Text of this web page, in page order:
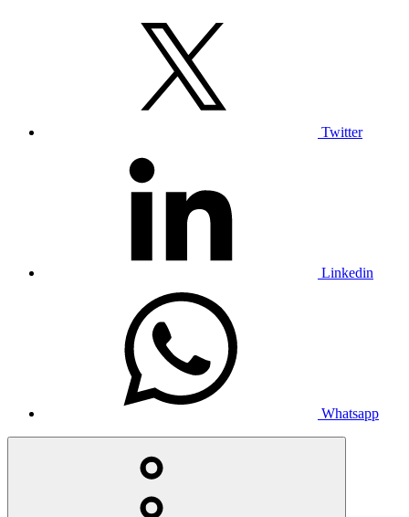
Twitter
Linkedin
Whatsapp